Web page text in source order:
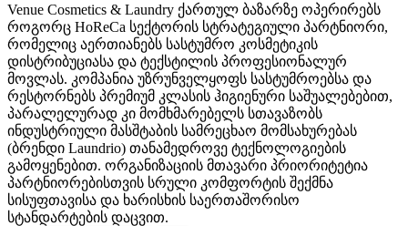
Venue Cosmetics & Laundry ქართულ ბაზარზე ოპერირებს
როგორც HoReCa სექტორის სტრატეგიული პარტნიორი,
რომელიც აერთიანებს სასტუმრო კოსმეტიკის
დისტრიბუციასა და ტექსტილის პროფესიონალურ
მოვლას. კომპანია უზრუნველყოფს სასტუმროებსა და
რესტორნებს პრემიუმ კლასის ჰიგიენური საშუალებებით,
პარალელურად კი მომხმარებელს სთავაზობს
ინდუსტრიული მასშტაბის სამრეცხაო მომსახურებას
(ბრენდი Laundrio) თანამედროვე ტექნოლოგიების
გამოყენებით. ორგანიზაციის მთავარი პრიორიტეტია
პარტნიორებისთვის სრული კომფორტის შექმნა
სისუფთავისა და ხარისხის საერთაშორისო
სტანდარტების დაცვით.